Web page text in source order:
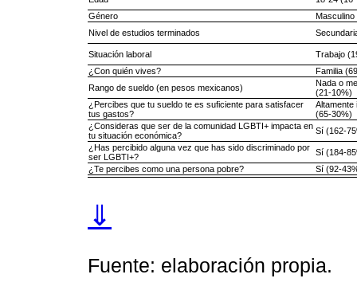
Género
Masculino
Nivel de estudios terminados
Situación laboral
Trabajo
¿Con quién vives?
Familia
Rango de sueldo (en pesos mexicanos)
Nada o
(21-10%)
¿Percibes que tu sueldo te es suficiente para satisfacer
tus gastos?
Altamente
(65-30%)
¿Consideras que ser de la comunidad LGBTI+ impacta en
tu situación económica?
Sí (162-
¿Has percibido alguna vez que has sido discriminado por
ser LGBTI+?
Sí (184-
¿Te percibes como una persona pobre?
Sí (92-
⇓
Fuente: elaboración propia.